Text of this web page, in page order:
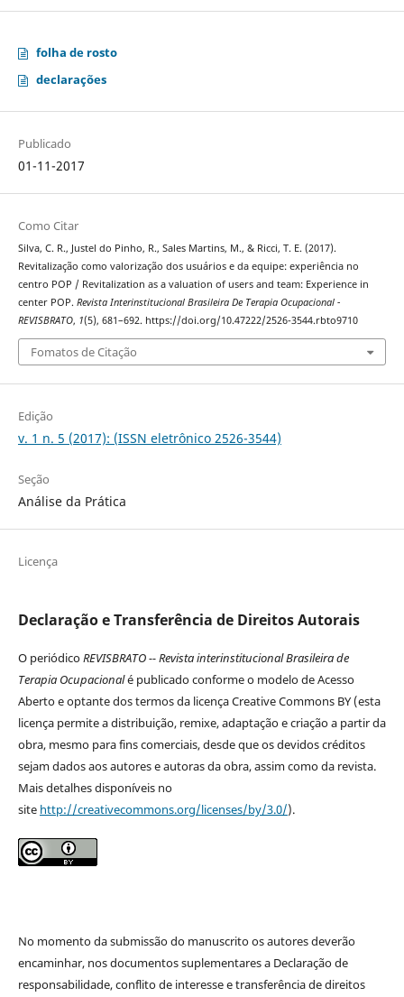
folha de rosto
declarações
Publicado
01-11-2017
Como Citar
Silva, C. R., Justel do Pinho, R., Sales Martins, M., & Ricci, T. E. (2017).
Revitalização como valorização dos usuários e da equipe: experiência no
centro POP / Revitalization as a valuation of users and team: Experience in
center POP. Revista Interinstitucional Brasileira De Terapia Ocupacional -
REVISBRATO, 1(5), 681–692. https://doi.org/10.47222/2526-3544.rbto9710
Fomatos de Citação
Edição
v. 1 n. 5 (2017): (ISSN eletrônico 2526-3544)
Seção
Análise da Prática
Licença
Declaração e Transferência de Direitos Autorais
O periódicoREVISBRATO -- Revista interinstitucional Brasileira de
Terapia Ocupacionalé publicado conforme o modelo de Acesso
Aberto e optante dos termos da licença Creative Commons BY (esta
licença permite a distribuição, remixe, adaptação e criação a partir da
obra, mesmo para fins comerciais, desde que os devidos créditos
sejam dados aos autores e autoras da obra, assim como da revista.
Mais detalhes disponíveis no
site http://creativecommons.org/licenses/by/3.0/).
No momento da submissão do manuscrito os autores deverão
encaminhar, nos documentos suplementares a Declaração de
responsabilidade, conflito de interesse e transferência de direitos